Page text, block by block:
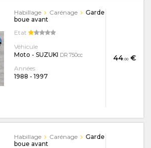
44.00 €
Habillage Carénage
Garde
boue avant
Etat
Véhicule
Moto - SUZUKI DR 750cc
Années
1988 - 1997
Habillage Carénage
Garde
boue avant